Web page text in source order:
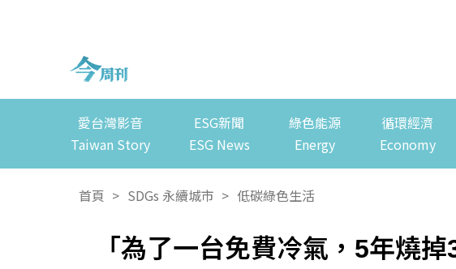
愛台灣影音
Taiwan Story
ESG新聞
ESG News
綠色能源
Energy
循環經濟
Economy
首頁 > SDGs 永續城市 > 低碳綠色生活
「為了一台免費冷氣，5年燒